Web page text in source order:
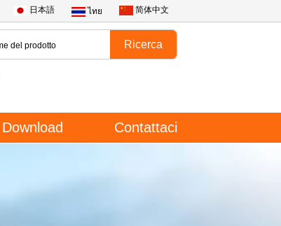
日本語 ไทย 简体中文
Download Contattaci